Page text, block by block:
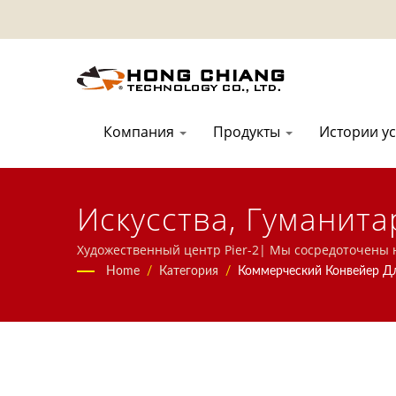
Компания Продукты Истории
Искусства,
Новый Стиль
Художественный центр Pier-2| Мы сосредоточены
конвейерную систему, систему вращающегося
Home / Категория / Коммерческий Конвейер